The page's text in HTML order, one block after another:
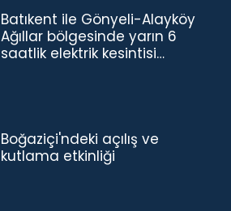
Batıkent ile Gönyeli-Alayköy
Ağıllar bölgesinde yarın 6
saatlik elektrik kesintisi…
Boğaziçi'ndeki açılış ve
kutlama etkinliği